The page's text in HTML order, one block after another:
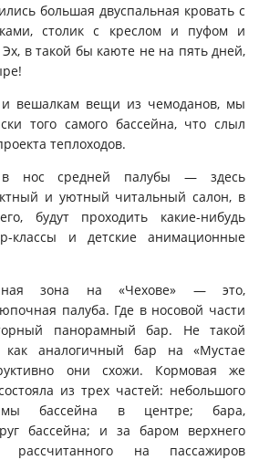
большая двуспальная кровать с
столик с креслом и пуфом и
в такой бы каюте не на пять дней,
и вешалкам вещи из чемоданов, мы
того самого бассейна, что слыл
теплоходов.
в нос средней палубы — здесь
и уютный читальный салон, в
будут проходить какие-нибудь
классы и детские анимационные
зона на «Чехове» — это,
палуба. Где в носовой части
панорамный бар. Не такой
как аналогичный бар на «Мустае
они схожи. Кормовая же
из трех частей: небольшого
бассейна в центре; бара,
бассейна; и за баром верхнего
рассчитанного на пассажиров